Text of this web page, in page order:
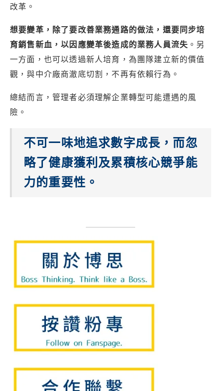
改革。
想要變革，除了要改善業務通路的做法，還要同步培
育銷售新血，以因應變革後造成的業務人員流失 。另
一方面，也可以透過新人培育，為團隊建立新的價值
觀，與中介廠商澈底切割，不再有依賴行為。
總結而言，管理者必須理解企業轉型可能遭遇的風
險。
不可一味地追求數字成長，而忽
略了健康獲利及累積核心競爭能
力的重要性。